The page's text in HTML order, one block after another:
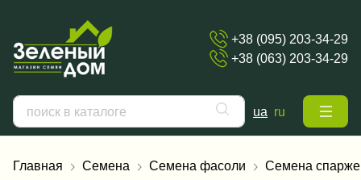
+38 (095) 203-34-29
+38 (063) 203-34-29
ua ru
Главная Семена Семена фасоли Семена